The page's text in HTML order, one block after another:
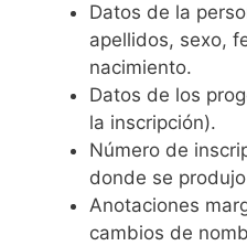
Datos de la
apellidos, sexo,
nacimiento.
Datos de los
la inscripción).
Número de
donde se
Anotaciones
cambios de